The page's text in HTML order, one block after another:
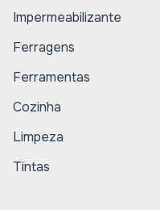
Impermeabilizante
Ferragens
Ferramentas
Cozinha
Limpeza
Tintas